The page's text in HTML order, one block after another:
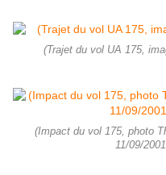
(Trajet du vol UA 175,
(Impact du vol 175, photo
11/09/